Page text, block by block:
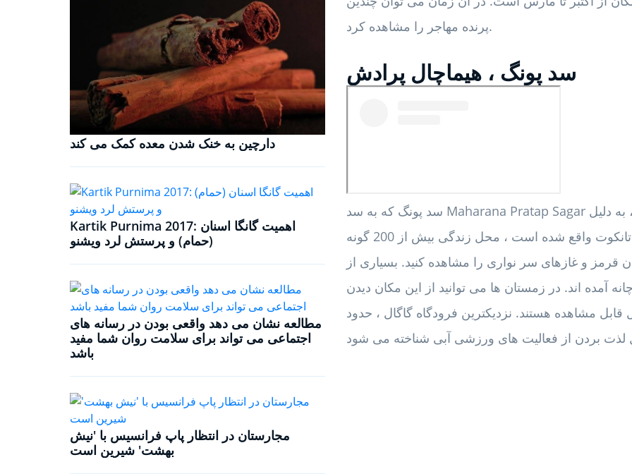
دارچین به خنک شدن معده کمک می کند
Kartik Purnima 2017: اهمیت گانگا اسنان
(حمام) و پرستش لرد ویشنو
مطالعه نشان می دهد واقعی بودن در رسانه های
اجتماعی می تواند برای سلامت روان شما مفید
باشد
مجارستان در انتظار پاپ فرانسیس با 'نیش
بهشت' شیرین است
پرنده مهاجر را مشاهده کرد.
سد پونگ ، هیماچال پرادش
سد پونگ که به سد Maharana Pratap Sagar معروف است ، برای مرغ پرندگان لذت می برد ، به دلیل
پرندگان مهاجر معروف است. در 50 کیلومتری پاتانکوت واقع شده است ، محل زندگی بیش از 200 گونه
قرمز و غازهای سر نواری را مشاهده کنید. بسیاری از
آمده اند. در زمستان ها می توانید از این مکان دیدن
مشاهده هستند. نزدیکترین فرودگاه گاگال ، حدود